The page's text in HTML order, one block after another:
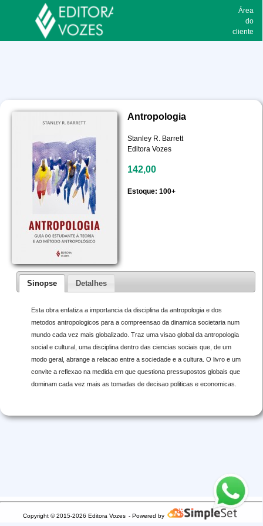
Área
do
cliente
Antropologia
Stanley R. Barrett
Editora Vozes
142,00
Estoque: 100+
Sinopse Detalhes
Esta obra enfatiza a importancia da disciplina da antropologia e dos
metodos antropologicos para a compreensao da dinamica societaria num
mundo cada vez mais globalizado. Traz uma visao global da antropologia
social e cultural, uma disciplina dentro das ciencias sociais que, de um
modo geral, abrange a relacao entre a sociedade e a cultura. O livro e um
convite a reflexao na medida em que questiona pressupostos globais que
dominam cada vez mais as tomadas de decisao politicas e economicas.
Copyright © 2015-2026 Editora Vozes - Powered by